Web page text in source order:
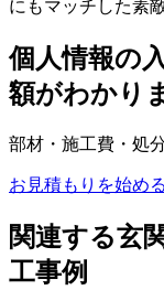
にもマッチした素
個人情報の
額がわかり
部材・施工費・処
お見積もりを始め
関連する玄
工事例